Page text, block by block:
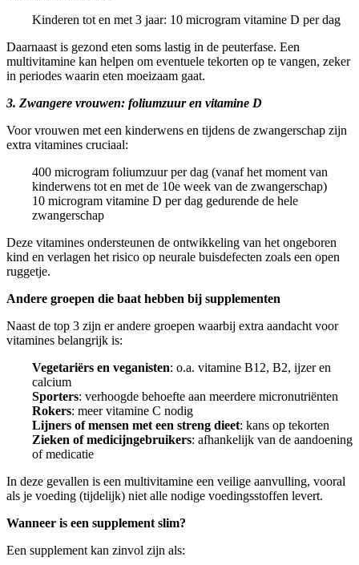
Kinderen tot en met 3 jaar: 10 microgram vitamine D per dag
Daarnaast is gezond eten soms lastig in de peuterfase. Een
multivitamine kan helpen om eventuele tekorten op te vangen, zeker
in periodes waarin eten moeizaam gaat.
3. Zwangere vrouwen: foliumzuur en vitamine D
Voor vrouwen met een kinderwens en tijdens de zwangerschap zijn
extra vitamines cruciaal:
400 microgram foliumzuur per dag (vanaf het moment van
kinderwens tot en met de 10e week van de zwangerschap)
10 microgram vitamine D per dag gedurende de hele
zwangerschap
Deze vitamines ondersteunen de ontwikkeling van het ongeboren
kind en verlagen het risico op neurale buisdefecten zoals een open
ruggetje.
Andere groepen die baat hebben bij supplementen
Naast de top 3 zijn er andere groepen waarbij extra aandacht voor
vitamines belangrijk is:
Vegetariërs en veganisten: o.a. vitamine B12, B2, ijzer en
calcium
Sporters: verhoogde behoefte aan meerdere micronutriënten
Rokers: meer vitamine C nodig
Lijners of mensen met een streng dieet: kans op tekorten
Zieken of medicijngebruikers: afhankelijk van de aandoening
of medicatie
In deze gevallen is een multivitamine een veilige aanvulling, vooral
als je voeding (tijdelijk) niet alle nodige voedingsstoffen levert.
Wanneer is een supplement slim?
Een supplement kan zinvol zijn als: